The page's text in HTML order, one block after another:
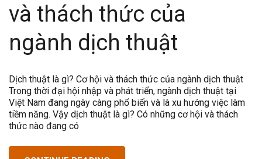
và thách thức của
ngành dịch thuật
Dịch thuật là gì? Cơ hội và thách thức của ngành dịch thuật
Trong thời đại hội nhập và phát triển, ngành dịch thuật tại
Việt Nam đang ngày càng phổ biến và là xu hướng việc làm
tiềm năng. Vậy dịch thuật là gì? Có những cơ hội và thách
thức nào đang có